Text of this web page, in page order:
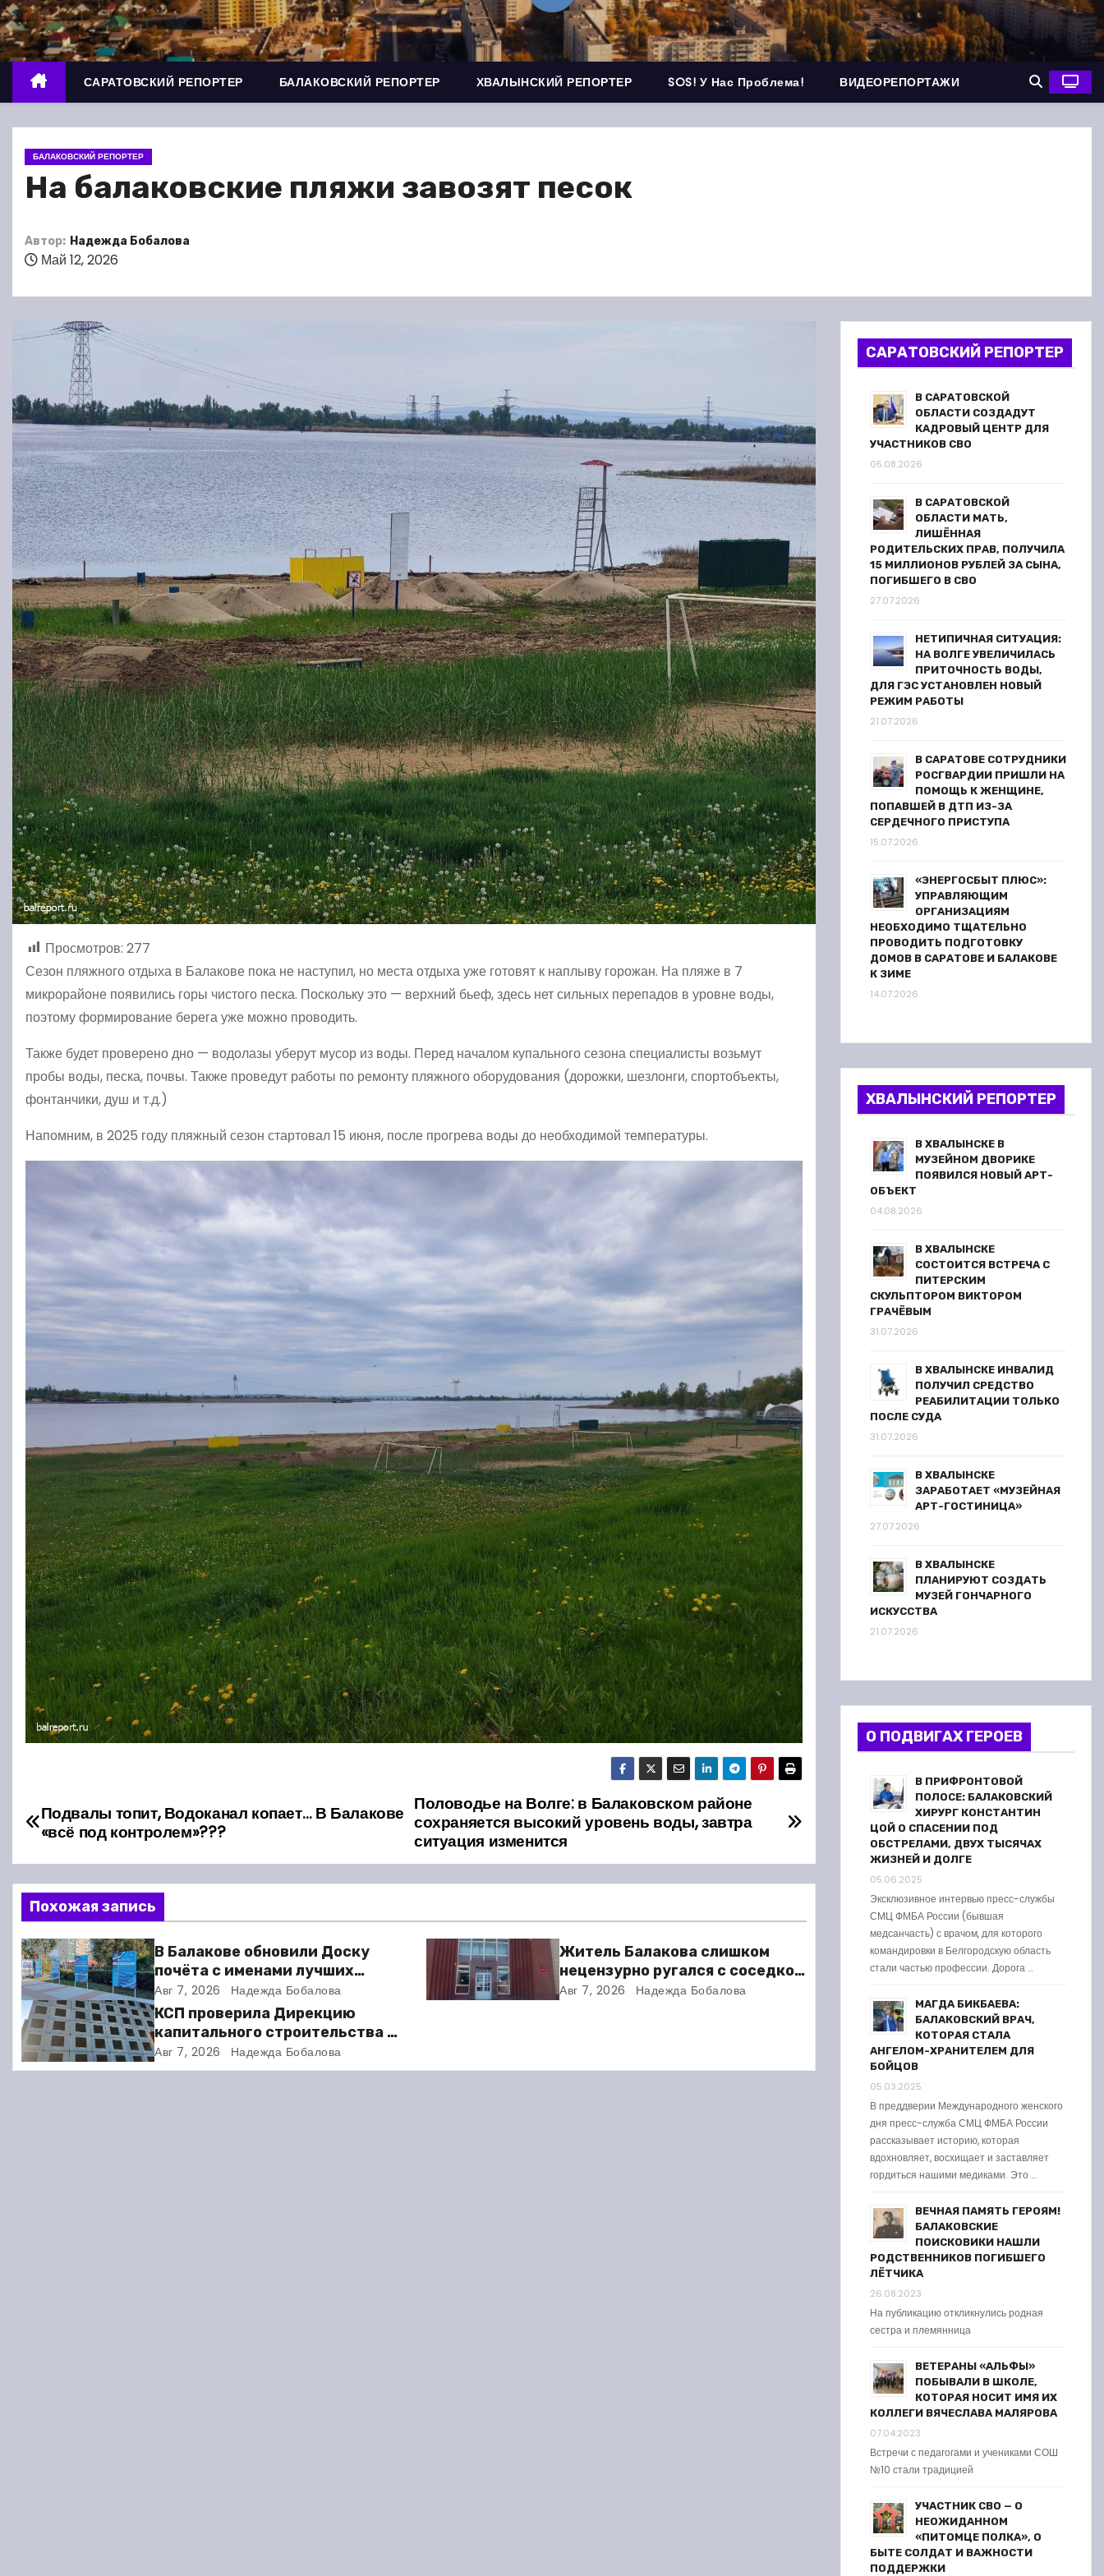
о
м
у
САРАТОВСКИЙ РЕПОРТЕР БАЛАКОВСКИЙ РЕПОРТЕР ХВАЛЫНСКИЙ РЕПОРТЕР SOS! У Нас Проблема! ВИДЕОРЕПОРТАЖИ
БАЛАКОВСКИЙ РЕПОРТЕР
На балаковские пляжи завозят песок
Автор: Надежда Бобалова
Май 12, 2026
Просмотров: 277
Сезон пляжного отдыха в Балакове пока не наступил, но места отдыха уже готовят к наплыву горожан. На пляже в 7
микрорайоне появились горы чистого песка. Поскольку это — верхний бьеф, здесь нет сильных перепадов в уровне воды,
поэтому формирование берега уже можно проводить.
Также будет проверено дно — водолазы уберут мусор из воды. Перед началом купального сезона специалисты возьмут
пробы воды, песка, почвы. Также проведут работы по ремонту пляжного оборудования (дорожки, шезлонги, спортобъекты,
фонтанчики, душ и т.д.)
Напомним, в 2025 году пляжный сезон стартовал 15 июня, после прогрева воды до необходимой температуры.
Н
в
и
г
а
ц
и
Половодье на Волге: в Балаковском районе
сохраняется высокий уровень воды, завтра
ситуация изменится
Подвалы топит, Водоканал копает… В Балакове
«всё под контролем»???
Похожая запись
В Балакове обновили Доску
почёта с именами лучших
спортсменов. Фото
Авг 7, 2026 Надежда Бобалова
Житель Балакова слишком
нецензурно ругался с соседкой
и получил двое суток ареста
Авг 7, 2026 Надежда Бобалова
КСП проверила Дирекцию
капитального строительства в
Балакове и нашла множество
нарушений
Авг 7, 2026 Надежда Бобалова
САРАТОВСКИЙ РЕПОРТЕР
В САРАТОВСКОЙ
ОБЛАСТИ СОЗДАДУТ
КАДРОВЫЙ ЦЕНТР ДЛЯ
УЧАСТНИКОВ СВО
05.08.2026
В САРАТОВСКОЙ
ОБЛАСТИ МАТЬ,
ЛИШЁННАЯ
РОДИТЕЛЬСКИХ ПРАВ, ПОЛУЧИЛА
15 МИЛЛИОНОВ РУБЛЕЙ ЗА СЫНА,
ПОГИБШЕГО В СВО
27.07.2026
НЕТИПИЧНАЯ СИТУАЦИЯ:
НА ВОЛГЕ УВЕЛИЧИЛАСЬ
ПРИТОЧНОСТЬ ВОДЫ,
ДЛЯ ГЭС УСТАНОВЛЕН НОВЫЙ
РЕЖИМ РАБОТЫ
21.07.2026
В САРАТОВЕ СОТРУДНИКИ
РОСГВАРДИИ ПРИШЛИ НА
ПОМОЩЬ К ЖЕНЩИНЕ,
ПОПАВШЕЙ В ДТП ИЗ-ЗА
СЕРДЕЧНОГО ПРИСТУПА
15.07.2026
«ЭНЕРГОСБЫТ ПЛЮС»:
УПРАВЛЯЮЩИМ
ОРГАНИЗАЦИЯМ
НЕОБХОДИМО ТЩАТЕЛЬНО
ПРОВОДИТЬ ПОДГОТОВКУ
ДОМОВ В САРАТОВЕ И БАЛАКОВЕ
К ЗИМЕ
14.07.2026
ХВАЛЫНСКИЙ РЕПОРТЕР
В ХВАЛЫНСКЕ В
МУЗЕЙНОМ ДВОРИКЕ
ПОЯВИЛСЯ НОВЫЙ АРТ-
ОБЪЕКТ
04.08.2026
В ХВАЛЫНСКЕ
СОСТОИТСЯ ВСТРЕЧА С
ПИТЕРСКИМ
СКУЛЬПТОРОМ ВИКТОРОМ
ГРАЧЁВЫМ
31.07.2026
В ХВАЛЫНСКЕ ИНВАЛИД
ПОЛУЧИЛ СРЕДСТВО
РЕАБИЛИТАЦИИ ТОЛЬКО
ПОСЛЕ СУДА
31.07.2026
В ХВАЛЫНСКЕ
ЗАРАБОТАЕТ «МУЗЕЙНАЯ
АРТ-ГОСТИНИЦА»
27.07.2026
В ХВАЛЫНСКЕ
ПЛАНИРУЮТ СОЗДАТЬ
МУЗЕЙ ГОНЧАРНОГО
ИСКУССТВА
21.07.2026
О ПОДВИГАХ ГЕРОЕВ
В ПРИФРОНТОВОЙ
ПОЛОСЕ: БАЛАКОВСКИЙ
ХИРУРГ КОНСТАНТИН
ЦОЙ О СПАСЕНИИ ПОД
ОБСТРЕЛАМИ, ДВУХ ТЫСЯЧАХ
ЖИЗНЕЙ И ДОЛГЕ
05.06.2025
Эксклюзивное интервью пресс-службы
СМЦ ФМБА России (бывшая
медсанчасть) с врачом, для которого
командировки в Белгородскую область
стали частью профессии. Дорога …
МАГДА БИКБАЕВА:
БАЛАКОВСКИЙ ВРАЧ,
КОТОРАЯ СТАЛА
АНГЕЛОМ-ХРАНИТЕЛЕМ ДЛЯ
БОЙЦОВ
05.03.2025
В преддверии Международного женского
дня пресс-служба СМЦ ФМБА России
рассказывает историю, которая
вдохновляет, восхищает и заставляет
гордиться нашими медиками. Это …
ВЕЧНАЯ ПАМЯТЬ ГЕРОЯМ!
БАЛАКОВСКИЕ
ПОИСКОВИКИ НАШЛИ
РОДСТВЕННИКОВ ПОГИБШЕГО
ЛЁТЧИКА
26.08.2023
На публикацию откликнулись родная
сестра и племянница
ВЕТЕРАНЫ «АЛЬФЫ»
ПОБЫВАЛИ В ШКОЛЕ,
КОТОРАЯ НОСИТ ИМЯ ИХ
КОЛЛЕГИ ВЯЧЕСЛАВА МАЛЯРОВА
07.04.2023
Встречи с педагогами и учениками СОШ
№10 стали традицией
УЧАСТНИК СВО — О
НЕОЖИДАННОМ
«ПИТОМЦЕ ПОЛКА», О
БЫТЕ СОЛДАТ И ВАЖНОСТИ
ПОДДЕРЖКИ